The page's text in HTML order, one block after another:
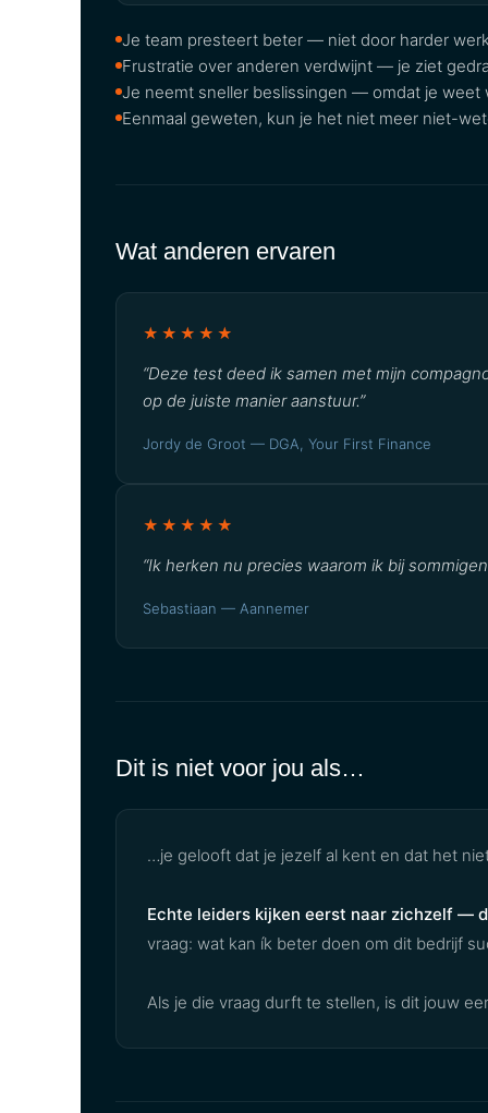
Je team presteert beter — niet door harder
Frustratie over anderen verdwijnt — je ziet
Je neemt sneller beslissingen — omdat je
Eenmaal geweten, kun je het niet meer niet-
Wat anderen ervaren
★★★★★
“Deze test deed ik samen met mijn
op de juiste manier aanstuur.”
Jordy de Groot — DGA, Your First Finance
★★★★★
“Ik herken nu precies waarom ik bij
Sebastiaan — Aannemer
Dit is niet voor jou als…
…je gelooft dat je jezelf al kent en dat het
Echte leiders kijken eerst naar zichzelf —
vraag: wat kan ík beter doen om dit bedrijf
Als je die vraag durft te stellen, is dit jouw